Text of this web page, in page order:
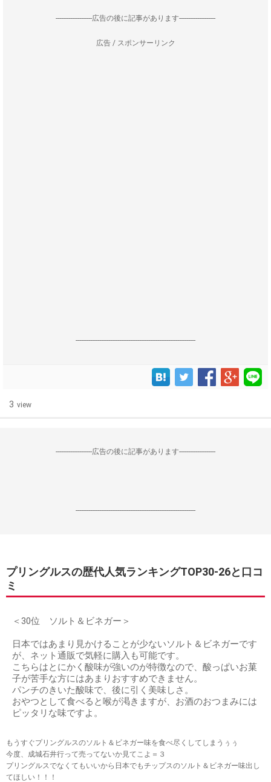
--------------------広告の後に記事があります--------------------
広告 / スポンサーリンク
------------------------------------------------------------------
3 view
--------------------広告の後に記事があります--------------------
------------------------------------------------------------------
プリングルスの歴代人気ランキングTOP30-26と口コ
ミ
＜30位 ソルト＆ビネガー＞
日本ではあまり見かけることが少ないソルト＆ビネガーです
が、ネット通販で気軽に購入も可能です。
こちらはとにかく酸味が強いのが特徴なので、酸っぱいお菓
子が苦手な方にはあまりおすすめできません。
パンチのきいた酸味で、後に引く美味しさ。
おやつとして食べると喉が渇きますが、お酒のおつまみには
ピッタリな味ですよ。
もうすぐプリングルスのソルト＆ビネガー味を食べ尽くしてしまうぅぅ
今度、成城石井行って売ってないか見てこよ＝３
プリングルスでなくてもいいから日本でもチップスのソルト＆ビネガー味出し
てほしい！！！